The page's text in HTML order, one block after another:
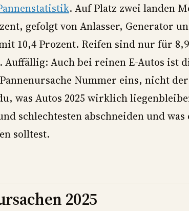
. Auf Platz zwei landen
gefolgt von Anlasser, Generator
10,4 Prozent. Reifen sind nur für
Auch bei reinen E-Autos ist
Nummer eins, nicht der
was Autos 2025 wirklich
schlechtesten abschneiden und
solltest.
2025